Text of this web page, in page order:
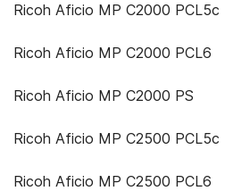
Ricoh Aficio MP C2000 PCL5c
Ricoh Aficio MP C2000 PCL6
Ricoh Aficio MP C2000 PS
Ricoh Aficio MP C2500 PCL5c
Ricoh Aficio MP C2500 PCL6